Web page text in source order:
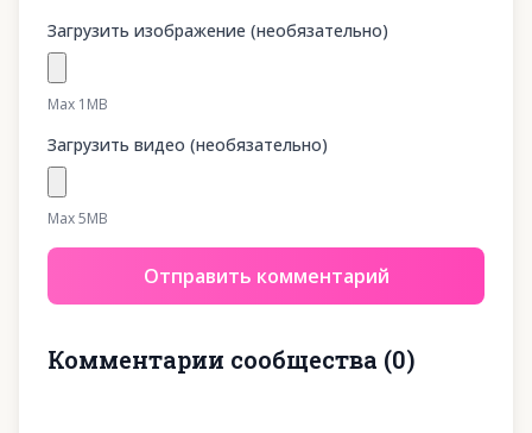
Загрузить изображение (необязательно)
Max 1MB
Загрузить видео (необязательно)
Max 5MB
Отправить комментарий
Комментарии сообщества (0)